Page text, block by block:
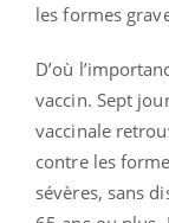
les formes
D’où
vaccin. Sept
vaccinale
contre les
sévères, sans